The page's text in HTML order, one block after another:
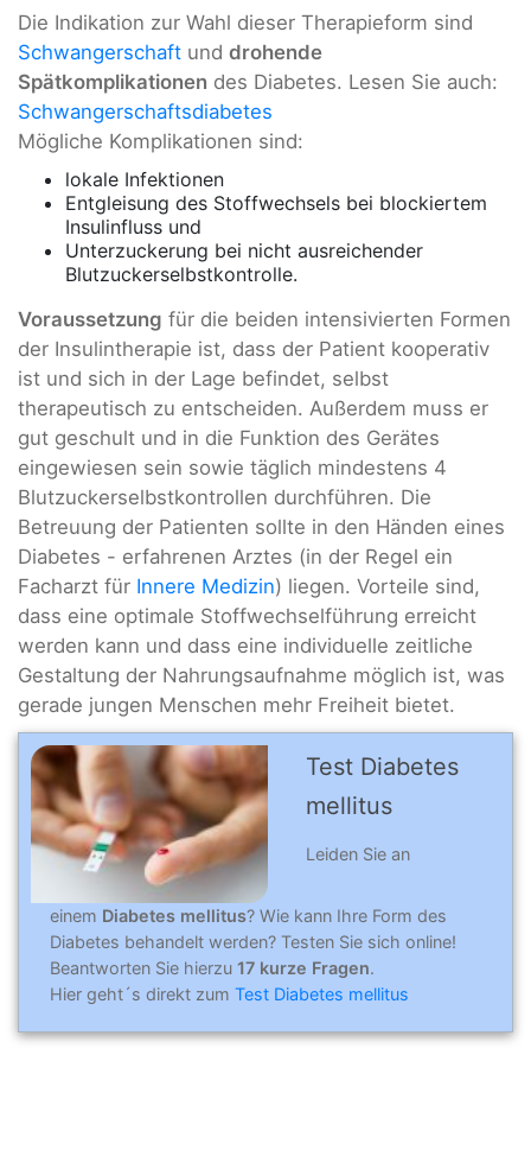
Die Indikation zur Wahl dieser Therapieform sind
Schwangerschaft und drohende
Spätkomplikationen des Diabetes. Lesen Sie auch:
Schwangerschaftsdiabetes
Mögliche Komplikationen sind:
lokale Infektionen
Entgleisung des Stoffwechsels bei blockiertem
Insulinfluss und
Unterzuckerung bei nicht ausreichender
Blutzuckerselbstkontrolle.
Voraussetzung für die beiden intensivierten Formen
der Insulintherapie ist, dass der Patient kooperativ
ist und sich in der Lage befindet, selbst
therapeutisch zu entscheiden. Außerdem muss er
gut geschult und in die Funktion des Gerätes
eingewiesen sein sowie täglich mindestens 4
Blutzuckerselbstkontrollen durchführen. Die
Betreuung der Patienten sollte in den Händen eines
Diabetes - erfahrenen Arztes (in der Regel ein
Facharzt für Innere Medizin) liegen. Vorteile sind,
dass eine optimale Stoffwechselführung erreicht
werden kann und dass eine individuelle zeitliche
Gestaltung der Nahrungsaufnahme möglich ist, was
gerade jungen Menschen mehr Freiheit bietet.
Test Diabetes
mellitus
Leiden Sie an
einem Diabetes mellitus? Wie kann Ihre Form des
Diabetes behandelt werden? Testen Sie sich online!
Beantworten Sie hierzu 17 kurze Fragen.
Hier geht´s direkt zum Test Diabetes mellitus